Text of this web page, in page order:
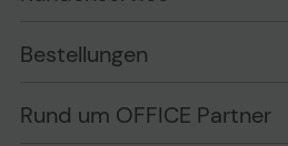
Bewertungsrichtlinien
Wissen mit OP
Bestellungen
Versand im Namen Dritter
Rund um OFFICE Partner
Ansprechpartner bei